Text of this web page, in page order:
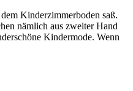
Kinderzimmerboden saß.
nämlich aus zweiter Hand
Kindermode. Wenn